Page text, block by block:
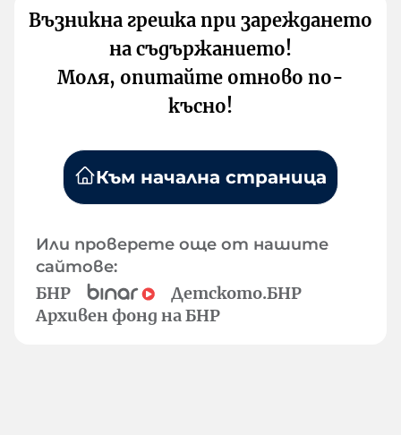
Възникна грешка при зареждането
на съдържанието!
Моля, опитайте отново по-
късно!
Към начална страница
Или проверете още от нашите
сайтове:
БНР
Детското.БНР
Архивен фонд на БНР